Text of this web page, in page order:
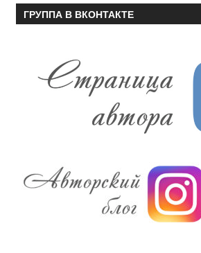
ГРУППА В ВКОНТАКТЕ